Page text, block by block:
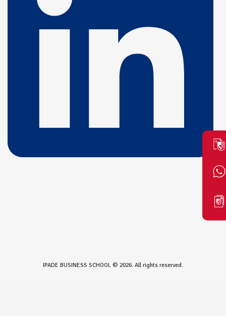
IPADE BUSINESS SCHOOL © 2026. All rights reserved.